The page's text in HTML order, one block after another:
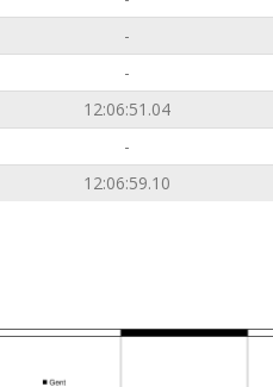
-
-
12:06:51.04
-
12:06:59.10